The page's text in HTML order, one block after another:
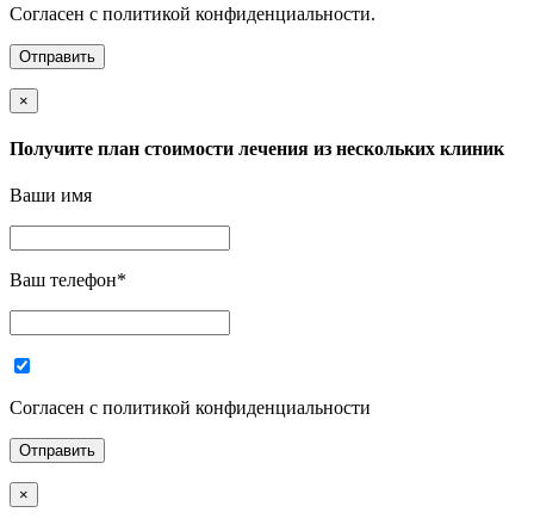
Согласен с политикой конфиденциальности.
×
Получите план стоимости лечения из нескольких клиник
Ваши имя
Ваш телефон*
Согласен с политикой конфиденциальности
×